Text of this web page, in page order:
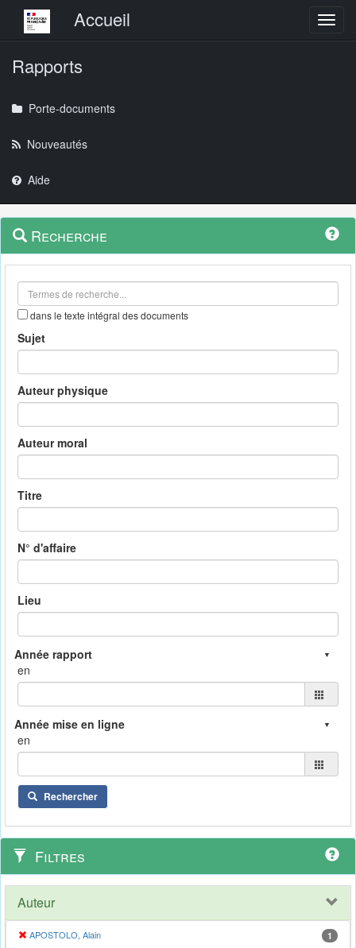
Menu principalAccueil
Rapports
Porte-documents
Nouveautés
Aide
Navigation
outils
Menu
contextuel
Recherche
dans le texte intégral des documents
Sujet
Auteur physique
Auteur moral
Titre
N° d'affaire
Lieu
en
en
Rechercher
Filtres
Auteur
APOSTOLO, Alain 1